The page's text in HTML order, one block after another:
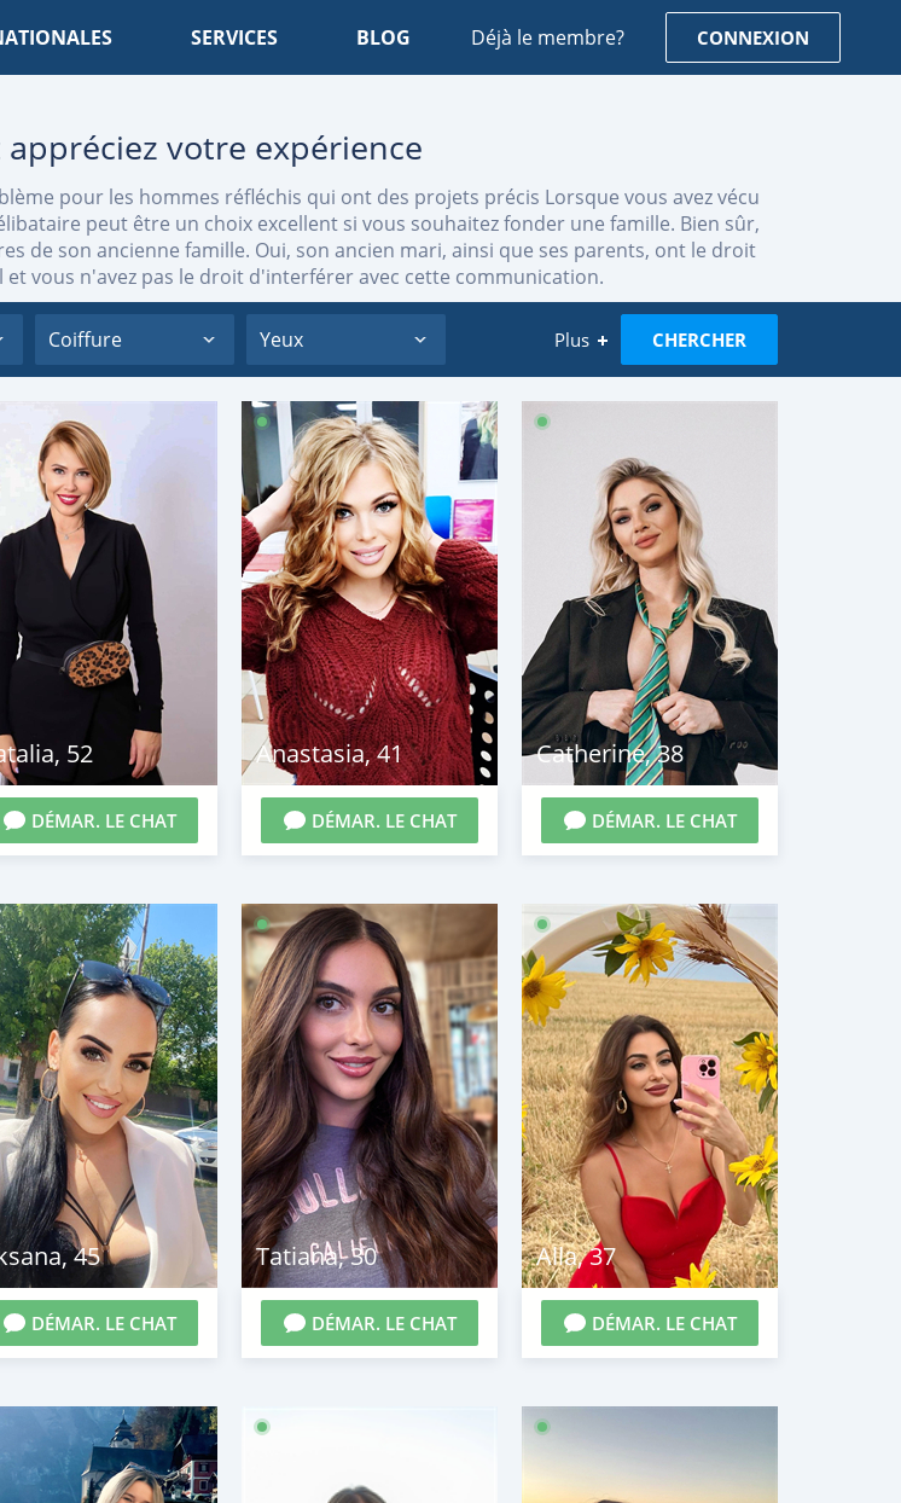
SERVICES BLOG Déjà le membre? CONNEXION
votre expérience
pour les hommes réfléchis qui ont des projets précis Lorsque vous avez vécu
peut être un choix excellent si vous souhaitez fonder une famille. Bien sûr,
de son ancienne famille. Oui, son ancien mari, ainsi que ses parents, ont le droit
vous n'avez pas le droit d'interférer avec cette communication.
Coiffure Yeux Plus CHERCHER
, 52
DÉMAR. LE CHAT
Anastasia,41
DÉMAR. LE CHAT
Catherine,38
DÉMAR. LE CHAT
,45
DÉMAR. LE CHAT
Tatiana,30
DÉMAR. LE CHAT
Alla,37
DÉMAR. LE CHAT